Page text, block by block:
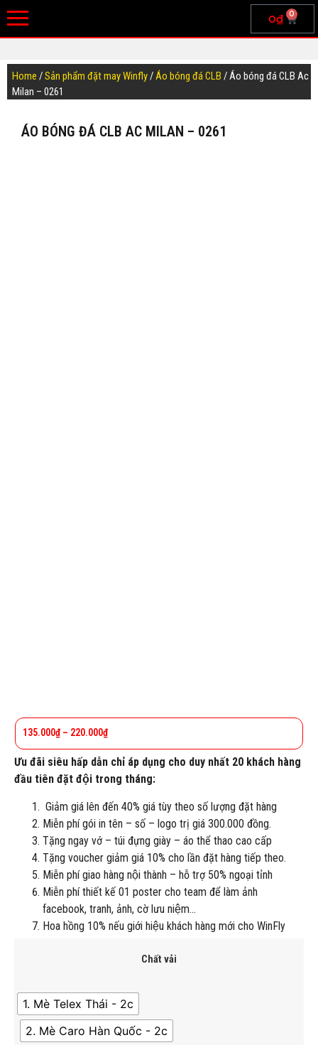
0₫ 0
Home /Sản phẩm đặt may Winfly/Áo bóng đá CLB / Áo bóng đá CLB Ac
Milan – 0261
ÁO BÓNG ĐÁ CLB AC MILAN – 0261
135.000₫ – 220.000₫
Ưu đãi siêu hấp dẫn chỉ áp dụng cho duy nhất 20 khách hàng
đầu tiên đặt đội trong tháng:
Giảm giá lên đến 40% giá tùy theo số lượng đặt hàng
Miễn phí gói in tên – số – logo trị giá 300.000 đồng.
Tặng ngay vớ – túi đựng giày – áo thể thao cao cấp
Tặng voucher giảm giá 10% cho lần đặt hàng tiếp theo.
Miễn phí giao hàng nội thành – hỗ trợ 50% ngoại tỉnh
Miễn phí thiết kế 01 poster cho team để làm ảnh
facebook, tranh, ảnh, cờ lưu niệm…
Hoa hồng 10% nếu giới hiệu khách hàng mới cho WinFly
Chất vải
1. Mè Telex Thái - 2c
2. Mè Caro Hàn Quốc - 2c